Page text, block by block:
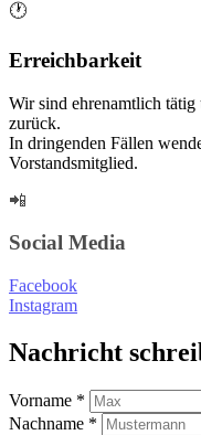
🕐
Erreichbarkeit
Wir sind ehrenamtlich
zurück.
In dringenden Fällen
Vorstandsmitglied.
📲
Social Media
Facebook
Instagram
Nachricht
Vorname *
Nachname *